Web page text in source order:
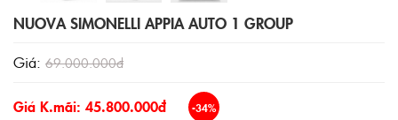
NUOVA SIMONELLI APPIA AUTO 1 GROUP
Giá: 69.000.000đ
Giá K.mãi: 45.800.000đ -34%